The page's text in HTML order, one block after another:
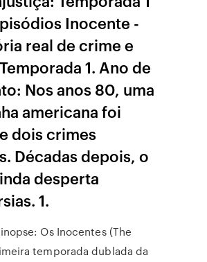
Inocente -
real de crime e
1. Ano de
Nos anos 80, uma
americana foi
dois crimes
Décadas depois, o
desperta
1.
Os Inocentes (The
temporada dublada da